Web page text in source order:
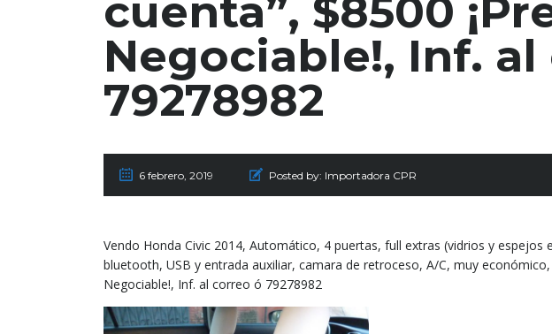
cuenta”, $8500
Negociable!, Inf.
79278982
6 febrero, 2019 Posted by: Importadora CPR
Vendo Honda Civic 2014, Automático, 4 puertas, full extras (vidrios y espejos
bluetooth, USB y entrada auxiliar, camara de retroceso, A/C, muy económico,
Negociable!, Inf. al correo ó 79278982